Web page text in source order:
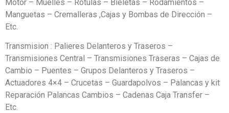
Motor – Muelles – Rotulas – Bieletas – Rodamientos –
Manguetas – Cremalleras ,Cajas y Bombas de Dirección –
Etc.
Transmision : Palieres Delanteros y Traseros –
Transmisiones Central – Transmisiones Traseras – Cajas de
Cambio – Puentes – Grupos Delanteros y Traseros –
Actuadores 4×4 – Crucetas – Guardapolvos – Palancas y kit
Reparación Palancas Cambios – Cadenas Caja Transfer –
Etc.